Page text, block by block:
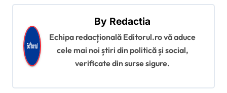
e
î
n
a
By Redactia
Echipa redacțională Editorul.ro vă aduce
cele mai noi știri din politică și social,
verificate din surse sigure.